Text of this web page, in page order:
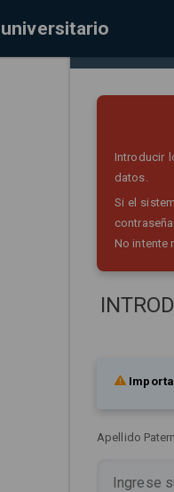
Introducir
datos.
Si el
No intente
Apellido